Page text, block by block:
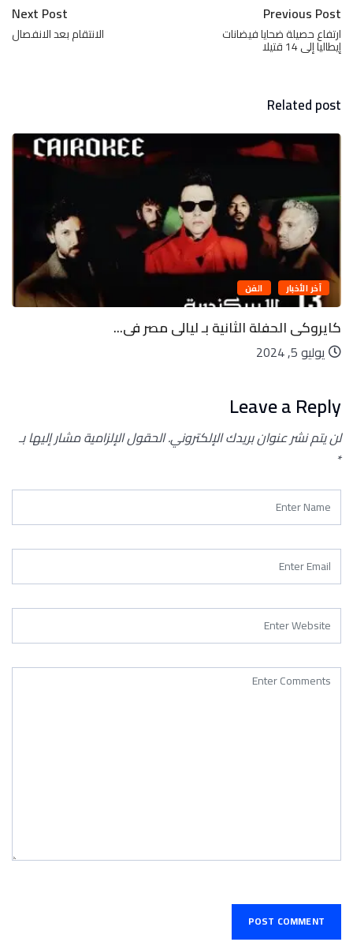
Previous Post
ارتفاع حصيلة ضحايا فيضانات
إيطاليا إلى 14 قتيلا
Next Post
الانتقام بعد الانفصال
Related post
آخر الأخبار الفن
كايروكى الحفلة الثانية بـ ليالى مصر فى...
يوليو 5, 2024
Leave a Reply
لن يتم نشر عنوان بريدك الإلكتروني.الحقول الإلزامية مشار إليها بـ
*